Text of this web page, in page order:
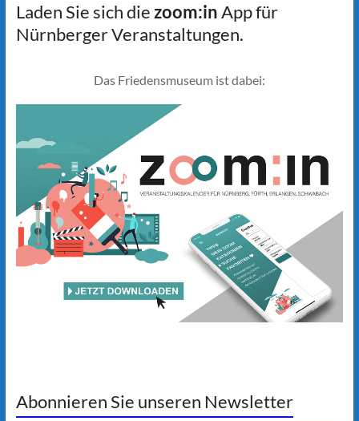
Laden Sie sich diezoom:inApp für
Nürnberger Veranstaltungen.
Das Friedensmuseum ist dabei:
Abonnieren Sie unseren Newsletter